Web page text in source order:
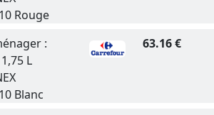
Rouge
:
L
Blanc
63.16 €